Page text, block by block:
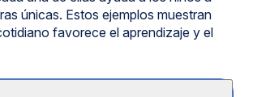
únicas. Estos ejemplos muestran
favorece el aprendizaje y el